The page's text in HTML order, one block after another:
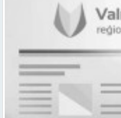
(turpmāk – IKT) saistīto
operatīvu risināšanu;
un ar to saistīto
diagnosticēt un modernizēt
datortīklus un
kontrolēt ārējo pakalpojumu
iestādēs infrastruktūras
IKT nomaiņu un efektīvāku izmantošanu; un ja
profesionālā izglītība
pieredze (ar informācijas
datortehnikas un biroja